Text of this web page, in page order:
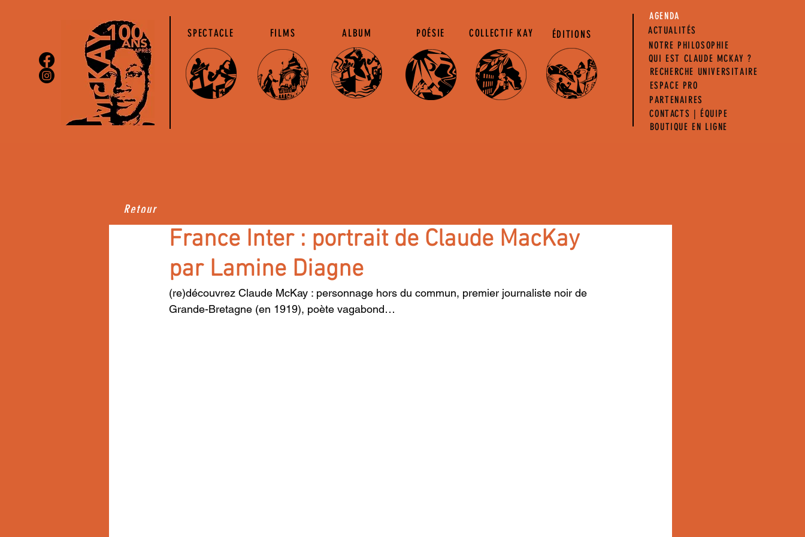
AGENDA
SPECTACLE FILMS COLLECTIF KAY ÉDITIONS
POÉSIE
ALBUM
ACTUALITÉS
NOTRE PHILOSOPHIE
QUI EST CLAUDE MCKAY ?
ESPACE PRO
PARTENAIRES
RECHERCHE UNIVERSITAIRE
CONTACTS | ÉQUIPE
BOUTIQUE EN LIGNE
Retour
France Inter : portrait de Claude MacKay
par Lamine Diagne
(re)découvrez Claude McKay : personnage hors du commun, premier journaliste noir de
Grande-Bretagne (en 1919), poète vagabond…